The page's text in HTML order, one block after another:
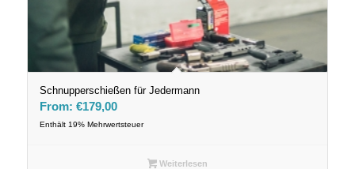
Schnupperschießen für Jedermann
From: €179,00
Enthält 19% Mehrwertsteuer
Weiterlesen